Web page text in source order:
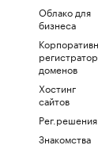
Облако для
бизнеса
регистратор
доменов
Хостинг
сайтов
Рег.решения
Знакомства